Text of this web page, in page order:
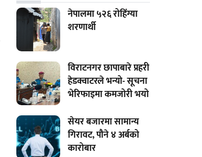
नेपालमा ५२६ रोहिंग्या
शरणार्थी
विराटनगर छापाबारे प्रहरी
हेडक्वाटरले भन्यो- सूचना
भेरिफाइमा कमजोरी भयो
सेयर बजारमा सामान्य
गिरावट, पौने ४ अर्बको
कारोबार